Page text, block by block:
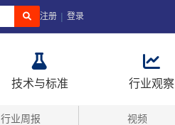
注册 | 登录
技术与标准 行业观察
行业周报 视频